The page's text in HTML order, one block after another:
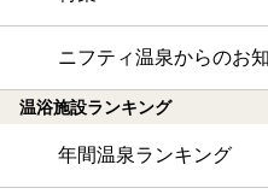
ニフティ温泉からのお
温浴施設ランキング
年間温泉ランキング